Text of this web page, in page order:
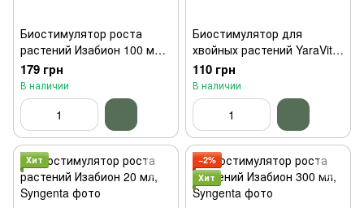
Биостимулятор роста
растений Изабион 100 мл,
Syngenta
179 грн
В наличии
Биостимулятор для
хвойных растений YaraVita
20 мл
110 грн
В наличии
Хит
−2%
Хит